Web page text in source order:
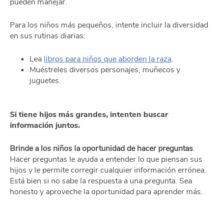
pueden manejar.
Para los niños más pequeños, intente incluir la diversidad
en sus rutinas diarias:
Lealibros para niños que aborden la raza.
Muéstreles diversos personajes, muñecos y
juguetes.
Si tiene hijos más grandes, intenten buscar
información juntos.
Brinde a los niños la oportunidad de hacer preguntas.
Hacer preguntas le ayuda a entender lo que piensan sus
hijos y le permite corregir cualquier información errónea.
Está bien si no sabe la respuesta a una pregunta. Sea
honesto y aproveche la oportunidad para aprender más.